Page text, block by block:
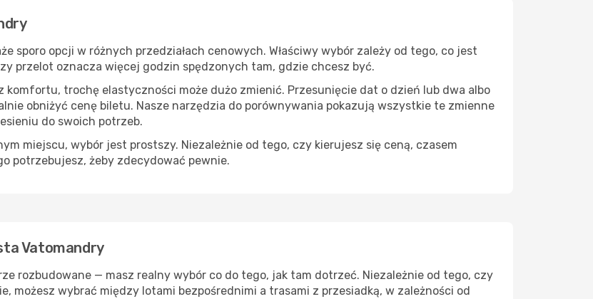
sporo opcji w różnych przedziałach cenowych. Właściwy wybór zależy od tego, co jest
przelot oznacza więcej godzin spędzonych tam, gdzie chcesz być.
trochę elastyczności może dużo zmienić. Przesunięcie dat o dzień lub dwa albo
obniżyć cenę biletu. Nasze narzędzia do porównywania pokazują wszystkie te zmienne
do swoich potrzeb.
miejscu, wybór jest prostszy. Niezależnie od tego, czy kierujesz się ceną, czasem
potrzebujesz, żeby zdecydować pewnie.
Vatomandry
rozbudowane — masz realny wybór co do tego, jak tam dotrzeć. Niezależnie od tego, czy
możesz wybrać między lotami bezpośrednimi a trasami z przesiadką, w zależności od